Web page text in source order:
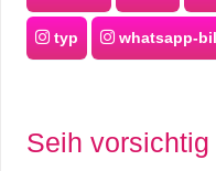
typ whatsapp-
Seih